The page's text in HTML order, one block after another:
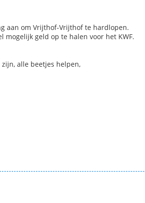
aan om Vrijthof-Vrijthof te hardlopen.
mogelijk geld op te halen voor het KWF.
alle beetjes helpen,